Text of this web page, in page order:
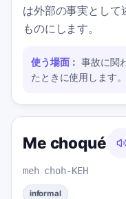
は外部の事実として
ものにします。
使う場面： 事故に関
たときに使用します。
Me choqué
meh choh-KEH
informal